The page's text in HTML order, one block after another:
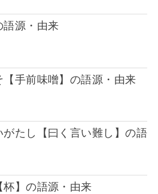
語源・由来
【手前味噌】の語源・由来
がたし【曰く言い難し】の語
杯】の語源・由来